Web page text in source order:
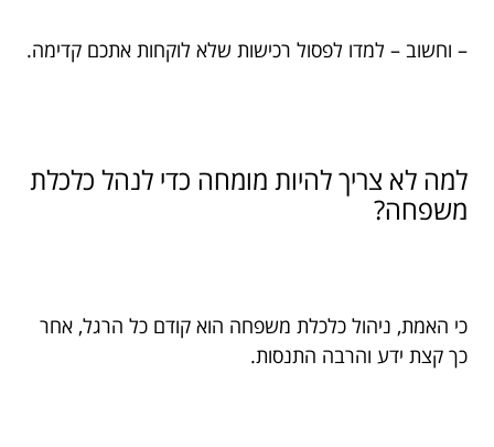
– וחשוב – למדו לפסול רכישות שלא לוקחות אתכם קדימה.
למה לא צריך להיות מומחה כדי לנהל כלכלת
משפחה?
כי האמת, ניהול כלכלת משפחה הוא קודם כל הרגל, אחר
כך קצת ידע והרבה התנסות.